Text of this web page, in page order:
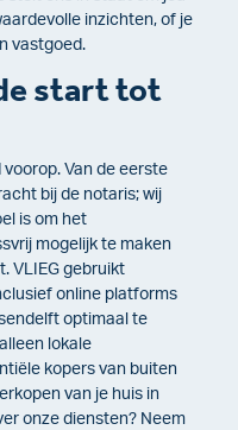
inzichten, of je
vastgoed.
start tot
Van de eerste
bij de notaris; wij
is om het
mogelijk te maken
VLIEG gebruikt
online platforms
optimaal te
lokale
kopers van buiten
van je huis in
onze diensten? Neem